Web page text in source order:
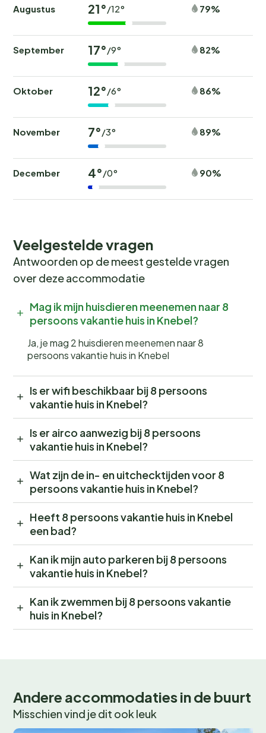
Augustus 21°/12° 79%
September 17°/9° 82%
Oktober 12°/6° 86%
November 7°/3° 89%
December 4°/0° 90%
Veelgestelde vragen
Antwoorden op de meest gestelde vragen
over deze accommodatie
Mag ik mijn huisdieren meenemen naar 8
persoons vakantie huis in Knebel?
Ja, je mag 2 huisdieren meenemen naar 8
persoons vakantie huis in Knebel
Is er wifi beschikbaar bij 8 persoons
vakantie huis in Knebel?
Is er airco aanwezig bij 8 persoons
vakantie huis in Knebel?
Wat zijn de in- en uitchecktijden voor 8
persoons vakantie huis in Knebel?
Heeft 8 persoons vakantie huis in Knebel
een bad?
Kan ik mijn auto parkeren bij 8 persoons
vakantie huis in Knebel?
Kan ik zwemmen bij 8 persoons vakantie
huis in Knebel?
Andere accommodaties in de buurt
Misschien vind je dit ook leuk